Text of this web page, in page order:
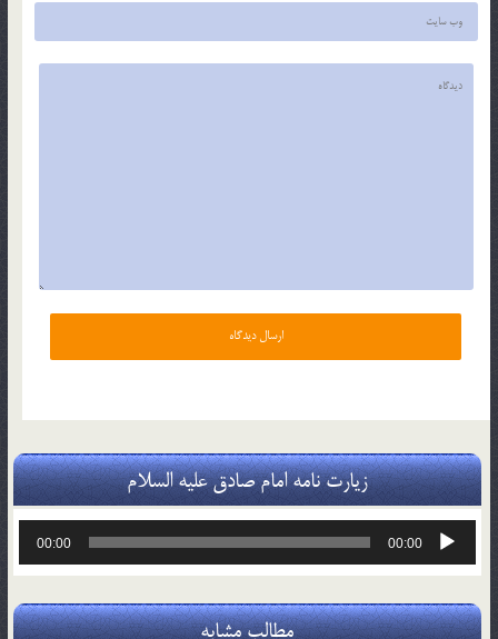
زیارت نامه امام صادق علیه السلام
پخش‌کننده
00:00
00:00
مطالب مشابه